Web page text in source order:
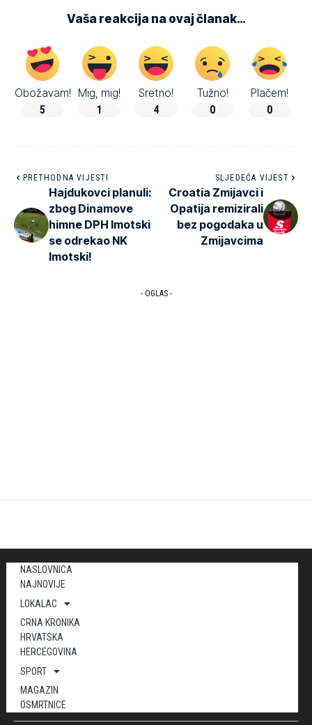
Vaša reakcija na ovaj članak…
Obožavam!
5
Mig, mig!
1
Sretno!
4
Tužno!
0
Plačem!
0
PRETHODNA VIJESTI
Hajdukovci planuli:
zbog Dinamove
himne DPH Imotski
se odrekao NK
Imotski!
SLJEDEĆA VIJEST
Croatia Zmijavci i
Opatija remizirali
bez pogodaka u
Zmijavcima
- OGLAS -
NASLOVNICA
NAJNOVIJE
LOKALAC
CRNA KRONIKA
HRVATSKA
HERCEGOVINA
SPORT
MAGAZIN
OSMRTNICE